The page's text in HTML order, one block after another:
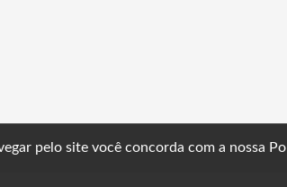
pelo site você concorda com a nossa